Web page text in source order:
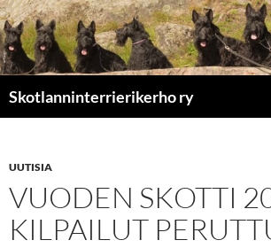
Skotlanninterrierikerho ry
UUTISIA
VUODEN SKOTTI
KILPAILUT